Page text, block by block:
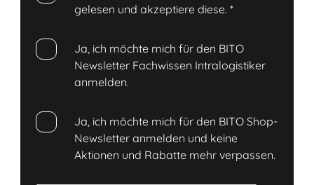
gelesen und akzeptiere diese.*
Ja, ich möchte mich für den BITO
Newsletter Fachwissen Intralogistiker
anmelden.
Ja, ich möchte mich für den BITO Shop-
Newsletter anmelden und keine
Aktionen und Rabatte mehr verpassen.